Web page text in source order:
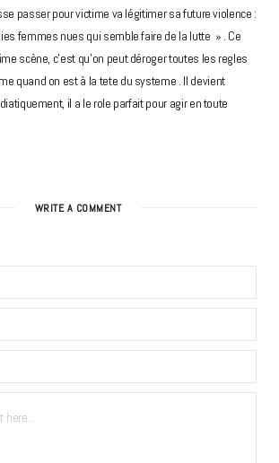
passer pour victime va légitimer sa future violence :
femmes nues qui semble faire de la lutte » . Ce
scène, c’est qu’on peut déroger toutes les regles
quand on est à la tete du systeme . Il devient
il a le role parfait pour agir en toute
WRITE A COMMENT